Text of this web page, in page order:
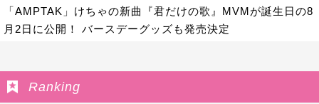
「AMPTAK」けちゃの新曲『君だけの歌』MVMが誕生日の8
月2日に公開！ バースデーグッズも発売決定
Ranking